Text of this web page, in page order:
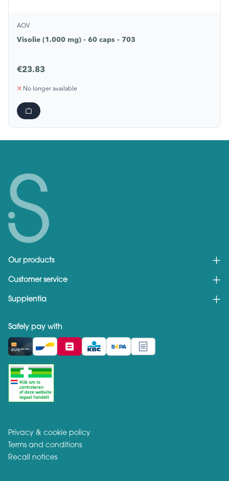
AOV
Visolie (1.000 mg) - 60 caps - 703
€23.83
No longer available
Our products
Customer service
Supplentia
Safely pay with
Privacy & cookie policy
Terms and conditions
Recall notices